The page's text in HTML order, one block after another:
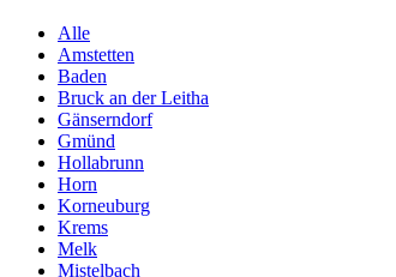
Alle
Amstetten
Baden
Bruck an der Leitha
Gänserndorf
Gmünd
Hollabrunn
Horn
Korneuburg
Krems
Melk
Mistelbach